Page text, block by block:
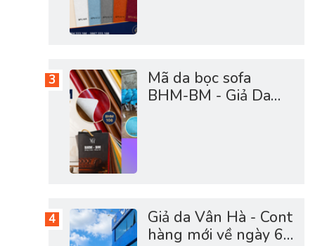
Mã da bọc sofa
BHM-BM - Giả Da
Giả da Vân Hà - Cont
hàng mới về ngày 6-